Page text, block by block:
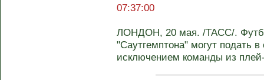
07:37:00
ЛОНДОН, 20 мая. /ТАСС/.
"Саутгемптона" могут подать
исключением команды из